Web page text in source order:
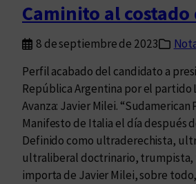
Caminito al
8 de septiembre de 2023
Perfil acabado del candidato a
República Argentina por el partido
Avanza: Javier Milei.
Manifesto de Italia el día después
Definido como ultraderechista,
ultraliberal doctrinario, trumpista,
importa de Javier Milei, sobre